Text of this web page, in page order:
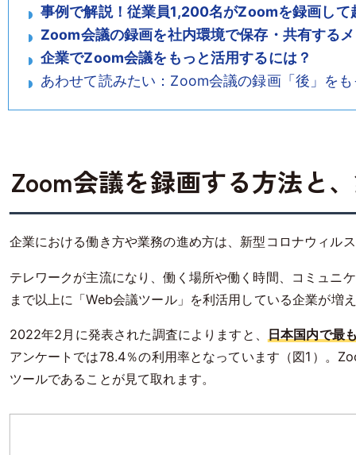
事例で解説！従業員1,200名がZoomを録画して
Zoom会議の録画を社内環境で保存・共有する
企業でZoom会議をもっと活用するには？
あわせて読みたい：Zoom会議の録画「後」を
Zoom会議を録画する方法と
企業における働き方や業務の進め方は、新型コロナウィル
テレワークが主流になり、働く場所や働く時間、コミュニ
まで以上に「Web会議ツール」を利活用している企業が増
2022年2月に発表された調査によりますと、
日本国内で最
アンケートでは78.4％の利用率となっています（図1）。
ツールであることが見て取れます。